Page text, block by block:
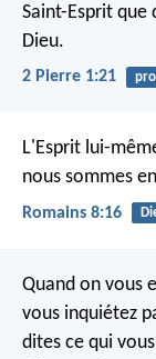
Saint-Esprit que
Dieu.
2 Pierre 1:21
L'Esprit lui-
nous sommes
Romains 8:16
Quand on vous
vous inquiétez
dites ce qui